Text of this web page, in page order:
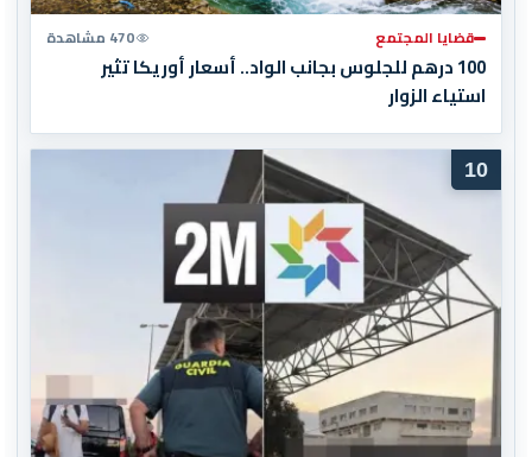
قضايا المجتمع 470 مشاهدة
100 درهم للجلوس بجانب الواد.. أسعار أوريكا تثير
استياء الزوار
10